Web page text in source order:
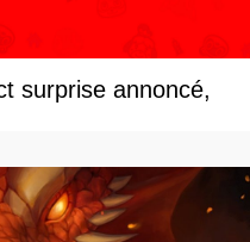
surprise annoncé,